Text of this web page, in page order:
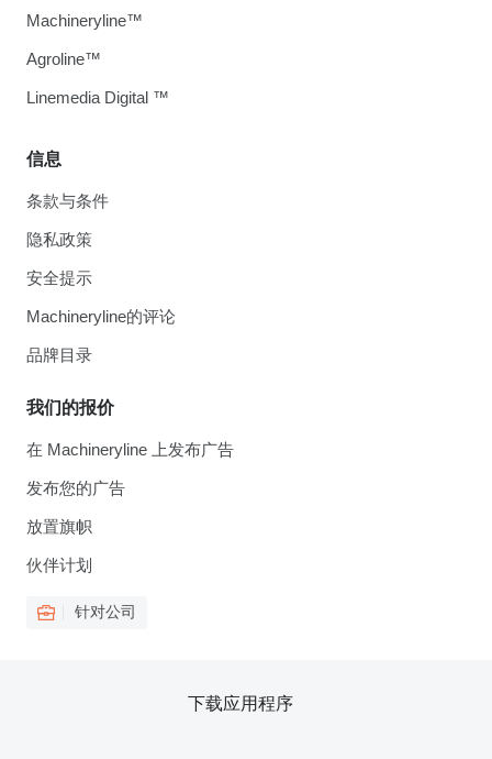
信息
条款与条件
隐私政策
安全提示
Machineryline的评论
品牌目录
我们的报价
在 Machineryline 上发布广告
发布您的广告
放置旗帜
伙伴计划
针对公司
Machineryline™
Agroline™
Linemedia Digital ™
下载应用程序